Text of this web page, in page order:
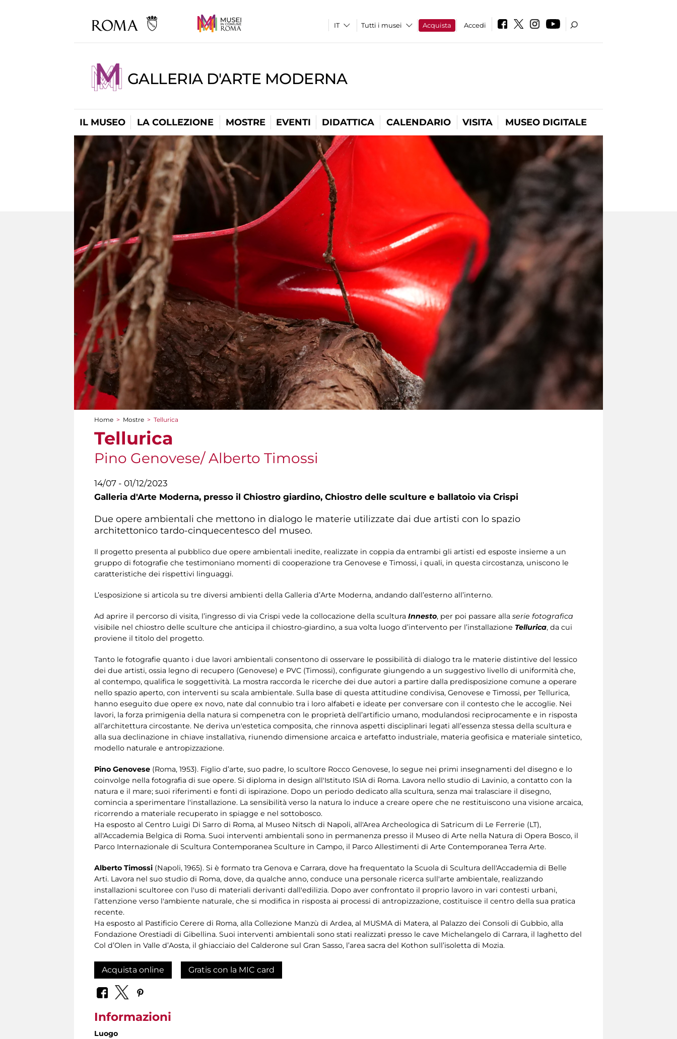
Tutti i musei Acquista Accedi
GALLERIA D'ARTE MODERNA
IL MUSEO LA COLLEZIONE MOSTRE EVENTI DIDATTICA CALENDARIO VISITA MUSEO DIGITALE
Tu sei qui
Home > Mostre > Tellurica
Tellurica
Pino Genovese/ Alberto Timossi
14/07 - 01/12/2023
Galleria d'Arte Moderna, presso il Chiostro giardino, Chiostro delle sculture e ballatoio via Crispi
Due opere ambientali che mettono in dialogo le materie utilizzate dai due artisti con lo spazio
architettonico tardo-cinquecentesco del museo.
Il progetto presenta al pubblico due opere ambientali inedite, realizzate in coppia da entrambi gli artisti ed esposte insieme a un
gruppo di fotografie che testimoniano momenti di cooperazione tra Genovese e Timossi, i quali, in questa circostanza, uniscono le
caratteristiche dei rispettivi linguaggi.
L’esposizione si articola su tre diversi ambienti della Galleria d’Arte Moderna, andando dall’esterno all’interno.
Ad aprire il percorso di visita, l’ingresso di via Crispi vede la collocazione della scultura Innesto, per poi passare alla serie fotografica
visibile nel chiostro delle sculture che anticipa il chiostro-giardino, a sua volta luogo d’intervento per l’installazione Tellurica, da cui
proviene il titolo del progetto.
Tanto le fotografie quanto i due lavori ambientali consentono di osservare le possibilità di dialogo tra le materie distintive del lessico
dei due artisti, ossia legno di recupero (Genovese) e PVC (Timossi), configurate giungendo a un suggestivo livello di uniformità che,
al contempo, qualifica le soggettività. La mostra raccorda le ricerche dei due autori a partire dalla predisposizione comune a operare
nello spazio aperto, con interventi su scala ambientale. Sulla base di questa attitudine condivisa, Genovese e Timossi, per Tellurica,
hanno eseguito due opere ex novo, nate dal connubio tra i loro alfabeti e ideate per conversare con il contesto che le accoglie. Nei
lavori, la forza primigenia della natura si compenetra con le proprietà dell’artificio umano, modulandosi reciprocamente e in risposta
all’architettura circostante. Ne deriva un'estetica composita, che rinnova aspetti disciplinari legati all’essenza stessa della scultura e
alla sua declinazione in chiave installativa, riunendo dimensione arcaica e artefatto industriale, materia geofisica e materiale sintetico,
modello naturale e antropizzazione.
Pino Genovese (Roma, 1953). Figlio d’arte, suo padre, lo scultore Rocco Genovese, lo segue nei primi insegnamenti del disegno e lo
coinvolge nella fotografia di sue opere. Si diploma in design all'Istituto ISIA di Roma. Lavora nello studio di Lavinio, a contatto con la
natura e il mare; suoi riferimenti e fonti di ispirazione. Dopo un periodo dedicato alla scultura, senza mai tralasciare il disegno,
comincia a sperimentare l'installazione. La sensibilità verso la natura lo induce a creare opere che ne restituiscono una visione arcaica,
ricorrendo a materiale recuperato in spiagge e nel sottobosco.
Ha esposto al Centro Luigi Di Sarro di Roma, al Museo Nitsch di Napoli, all'Area Archeologica di Satricum di Le Ferrerie (LT),
all'Accademia Belgica di Roma. Suoi interventi ambientali sono in permanenza presso il Museo di Arte nella Natura di Opera Bosco, il
Parco Internazionale di Scultura Contemporanea Sculture in Campo, il Parco Allestimenti di Arte Contemporanea Terra Arte.
Alberto Timossi (Napoli, 1965). Si è formato tra Genova e Carrara, dove ha frequentato la Scuola di Scultura dell'Accademia di Belle
Arti. Lavora nel suo studio di Roma, dove, da qualche anno, conduce una personale ricerca sull'arte ambientale, realizzando
installazioni scultoree con l'uso di materiali derivanti dall'edilizia. Dopo aver confrontato il proprio lavoro in vari contesti urbani,
l’attenzione verso l'ambiente naturale, che si modifica in risposta ai processi di antropizzazione, costituisce il centro della sua pratica
recente.
Ha esposto al Pastificio Cerere di Roma, alla Collezione Manzù di Ardea, al MUSMA di Matera, al Palazzo dei Consoli di Gubbio, alla
Fondazione Orestiadi di Gibellina. Suoi interventi ambientali sono stati realizzati presso le cave Michelangelo di Carrara, il laghetto del
Col d’Olen in Valle d’Aosta, il ghiacciaio del Calderone sul Gran Sasso, l’area sacra del Kothon sull’isoletta di Mozia.
Acquista online Gratis con la MIC card
Informazioni
Luogo